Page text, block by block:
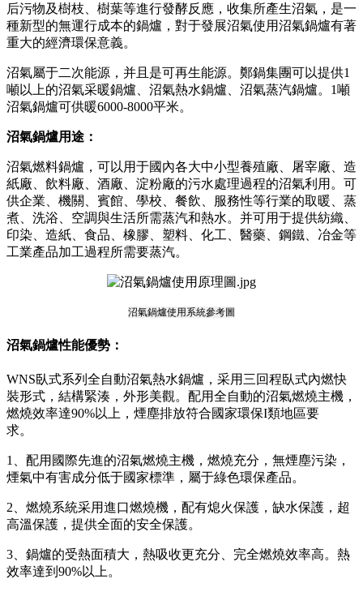
后污物及樹枝、樹葉等進行發酵反應，收集所產生沼氣，是一
種新型的無運行成本的鍋爐，對于發展沼氣使用沼氣鍋爐有著
重大的經濟環保意義。
沼氣屬于二次能源，并且是可再生能源。鄭鍋集團可以提供1
噸以上的沼氣采暖鍋爐、沼氣熱水鍋爐、沼氣蒸汽鍋爐。1噸
沼氣鍋爐可供暖6000-8000平米。
沼氣鍋爐用途：
沼氣燃料鍋爐，可以用于國內各大中小型養殖廠、屠宰廠、造
紙廠、飲料廠、酒廠、淀粉廠的污水處理過程的沼氣利用。可
供企業、機關、賓館、學校、餐飲、服務性等行業的取暖、蒸
煮、洗浴、空調與生活所需蒸汽和熱水。并可用于提供紡織、
印染、造紙、食品、橡膠、塑料、化工、醫藥、鋼鐵、冶金等
工業產品加工過程所需要蒸汽。
沼氣鍋爐使用系統參考圖
沼氣鍋爐性能優勢：
WNS臥式系列全自動沼氣熱水鍋爐，采用三回程臥式內燃快
裝形式，結構緊湊，外形美觀。配用全自動的沼氣燃燒主機，
燃燒效率達90%以上，煙塵排放符合國家環保I類地區要
求。
1、配用國際先進的沼氣燃燒主機，燃燒充分，無煙塵污染，
煙氣中有害成分低于國家標準，屬于綠色環保產品。
2、燃燒系統采用進口燃燒機，配有熄火保護，缺水保護，超
高溫保護，提供全面的安全保護。
3、鍋爐的受熱面積大，熱吸收更充分、完全燃燒效率高。熱
效率達到90%以上。